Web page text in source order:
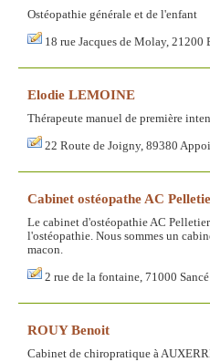
Ostéopathie générale et de l'enfant
18 rue Jacques de Molay, 21200
Elodie LEMOINE
Thérapeute manuel de première
22 Route de Joigny, 89380
Cabinet ostéopathe AC
Le cabinet d'ostéopathie AC
l'ostéopathie. Nous sommes un
macon.
2 rue de la fontaine, 71000 Sancé
ROUY Benoit
Cabinet de chiropratique à